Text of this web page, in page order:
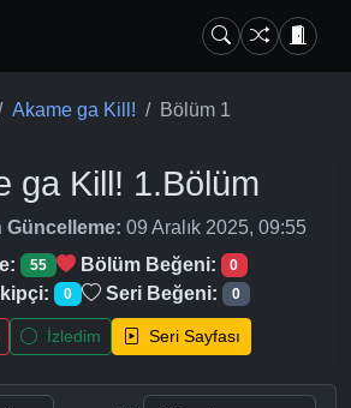
Akame ga Kill! Bölüm 1
ga Kill! 1.Bölüm
Güncelleme: 09 Aralık 2025, 09:55
55 Bölüm Beğeni: 0
0 Seri Beğeni: 0
İzledim Seri Sayfası